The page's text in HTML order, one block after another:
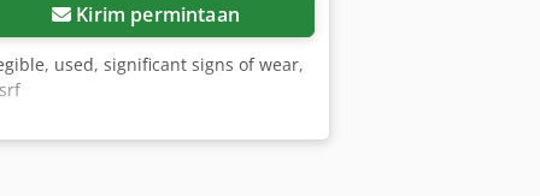
Kirim permintaan
used, significant signs of wear,